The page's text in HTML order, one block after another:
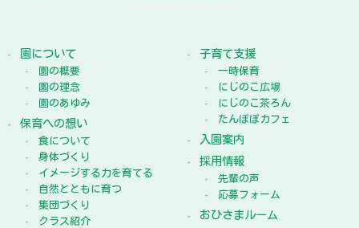
園について
園の概要
園の理念
園のあゆみ
保育への想い
食について
身体づくり
イメージする力を育てる
自然とともに育つ
集団づくり
クラス紹介
子育て支援
一時保育
にじのこ広場
にじのこ茶ろん
たんぽぽカフェ
入園案内
採用情報
先輩の声
応募フォーム
おひさまルーム